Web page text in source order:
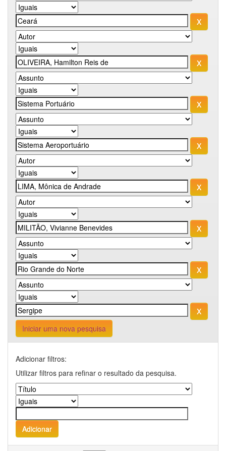
Iniciar uma nova pesquisa
Adicionar filtros:
Utilizar filtros para refinar o resultado da pesquisa.